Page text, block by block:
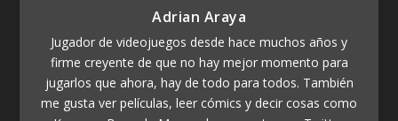
Adrian Araya
Jugador de videojuegos desde hace muchos años y
firme creyente de que no hay mejor momento para
jugarlos que ahora, hay de todo para todos. También
me gusta ver películas, leer cómics y decir cosas como